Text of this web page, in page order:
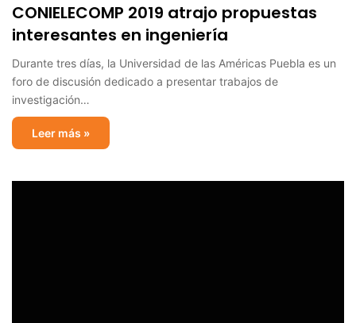
CONIELECOMP 2019 atrajo propuestas
interesantes en ingeniería
Durante tres días, la Universidad de las Américas Puebla es un
foro de discusión dedicado a presentar trabajos de
investigación…
Leer más »